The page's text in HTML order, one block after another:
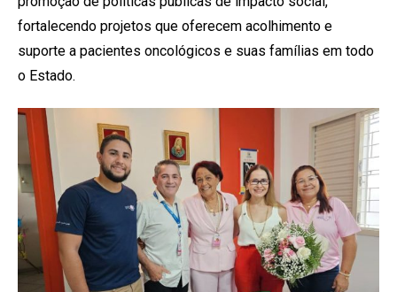
fortalecendo projetos que oferecem acolhimento e
suporte a pacientes oncológicos e suas famílias em todo
o Estado.